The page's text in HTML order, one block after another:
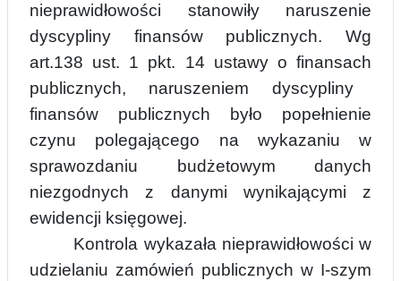
nieprawidłowości stanowiły naruszenie
dyscypliny finansów publicznych. Wg
art.138 ust. 1 pkt. 14 ustawy o finansach
publicznych, naruszeniem dyscypliny
finansów publicznych
było popełnienie
czynu polegającego na wykazaniu w
sprawozdaniu budżetowym
danych
niezgodnych z danymi wynikającymi z
ewidencji księgowej.
Kontrola wykazała nieprawidłowości w
udzielaniu zamówień publicznych w I-szym